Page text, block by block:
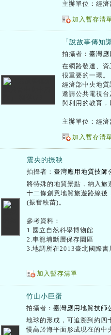
主辦單位：經
加入暫存清
「說故事傳知
拍攝者： 臺灣應
在網路發達、
很重要的一環。
經濟部中央地
邀請公共電視
與利用的教育，
主辦單位：經
加入暫存清
震央的振秧
拍攝者： 臺灣應用地質技師
將特殊的地質景點，納入旅
十二條創意地質旅遊路線後
(振奮秧苗)。
參考資料：
1.國立自然科學博物館
2.車籠埔斷層保存園區
3.地調所在2013臺北國際
加入暫存清單
竹山小巨蛋
拍攝者： 臺灣應用地質技師
地球的形成，可追溯到約四
慢高於海平面形成現在的中